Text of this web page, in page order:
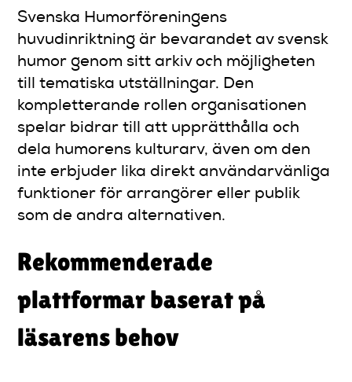
Svenska Humorföreningens
huvudinriktning är bevarandet av svensk
humor genom sitt arkiv och möjligheten
till tematiska utställningar. Den
kompletterande rollen organisationen
spelar bidrar till att upprätthålla och
dela humorens kulturarv, även om den
inte erbjuder lika direkt användarvänliga
funktioner för arrangörer eller publik
som de andra alternativen.
Rekommenderade
plattformar baserat på
läsarens behov